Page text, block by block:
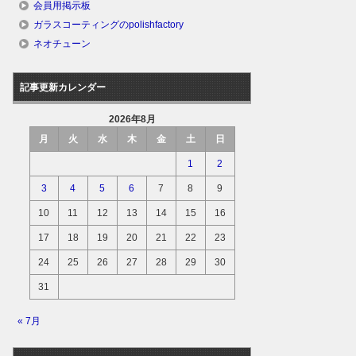
会員用掲示板
ガラスコーティングのpolishfactory
ネオチューン
記事更新カレンダー
2026年8月
月
火 水 木 金 土 日
1 2
3 4 5 6 7 8 9
10 11 12 13 14 15 16
17 18 19 20 21 22 23
24 25 26 27 28 29 30
31
« 7月